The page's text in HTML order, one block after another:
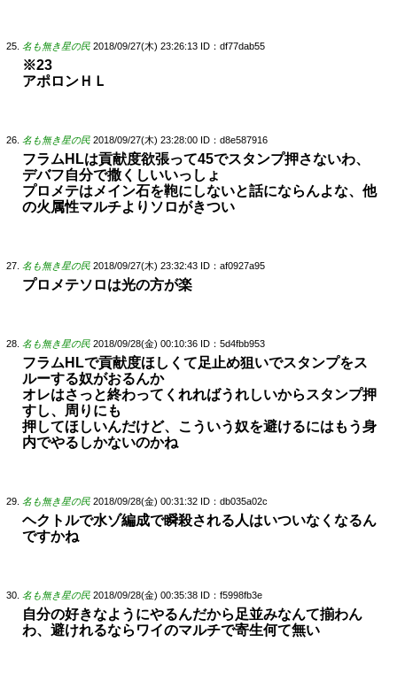
名も無き星の民 2018/09/27(木) 23:26:13 ID：df77dab55
※23
アポロンＨＬ
名も無き星の民 2018/09/27(木) 23:28:00 ID：d8e587916
フラムHLは貢献度欲張って45でスタンプ押さないわ、
デバフ自分で撒くしいいっしょ
プロメテはメイン石を鞄にしないと話にならんよな、他
の火属性マルチよりソロがきつい
名も無き星の民 2018/09/27(木) 23:32:43 ID：af0927a95
プロメテソロは光の方が楽
名も無き星の民 2018/09/28(金) 00:10:36 ID：5d4fbb953
フラムHLで貢献度ほしくて足止め狙いでスタンプをス
ルーする奴がおるんか
オレはさっと終わってくれればうれしいからスタンプ押
すし、周りにも
押してほしいんだけど、こういう奴を避けるにはもう身
内でやるしかないのかね
名も無き星の民 2018/09/28(金) 00:31:32 ID：db035a02c
ヘクトルで水ゾ編成で瞬殺される人はいついなくなるん
ですかね
名も無き星の民 2018/09/28(金) 00:35:38 ID：f5998fb3e
自分の好きなようにやるんだから足並みなんて揃わん
わ、避けれるならワイのマルチで寄生何て無い